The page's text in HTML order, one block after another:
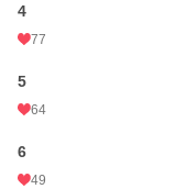
4
77
5
64
6
49